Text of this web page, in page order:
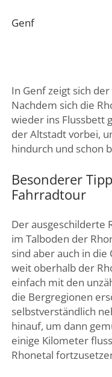
Genf
In Genf zeigt sich
Nachdem sich die
wieder ins Flussbett
der Altstadt vorbei,
hindurch und schon
Besonderer
Fahrradtour
Der ausgeschilderte
im Talboden der
sind aber auch in
weit oberhalb der
einfach mit den
die Bergregionen
selbstverständlich
hinauf, um dann
einige Kilometer
Rhonetal